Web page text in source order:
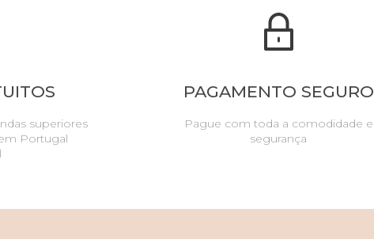
superiores
Portugal
PAGAMENTO SEGURO
Pague com toda a comodidade e
segurança